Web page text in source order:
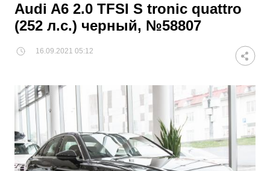
Audi A6 2.0 TFSI S tronic quattro
(252 л.с.) черный, №58807
16.09.2021 05:12